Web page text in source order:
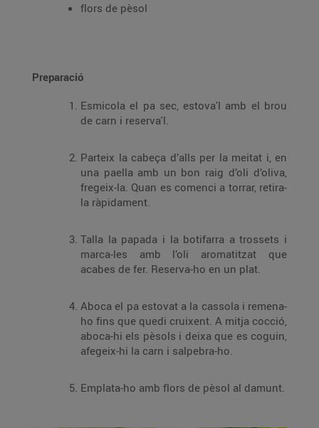
flors de pèsol
Preparació
Esmicola el pa sec, estova'l amb el brou
de carn i reserva'l.
Parteix la cabeça d’alls per la meitat i, en
una paella amb un bon raig d’oli d’oliva,
fregeix-la. Quan es comenci a torrar, retira-
la ràpidament.
Talla la papada i la botifarra a trossets i
marca-les amb l’oli aromatitzat que
acabes de fer. Reserva-ho en un plat.
Aboca el pa estovat a la cassola i remena-
ho fins que quedi cruixent. A mitja cocció,
aboca-hi els pèsols i deixa que es coguin,
afegeix-hi la carn i salpebra-ho.
Emplata-ho amb flors de pèsol al damunt.